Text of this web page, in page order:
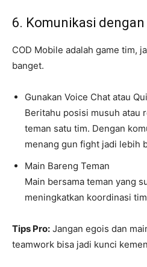
6. Komunikasi dengan
COD Mobile adalah game tim,
banget.
Gunakan Voice Chat atau
Beritahu posisi musuh atau
teman satu tim. Dengan
menang gun fight jadi lebih
Main Bareng Teman
Main bersama teman yang
meningkatkan koordinasi
Tips Pro: Jangan egois dan
teamwork bisa jadi kunci